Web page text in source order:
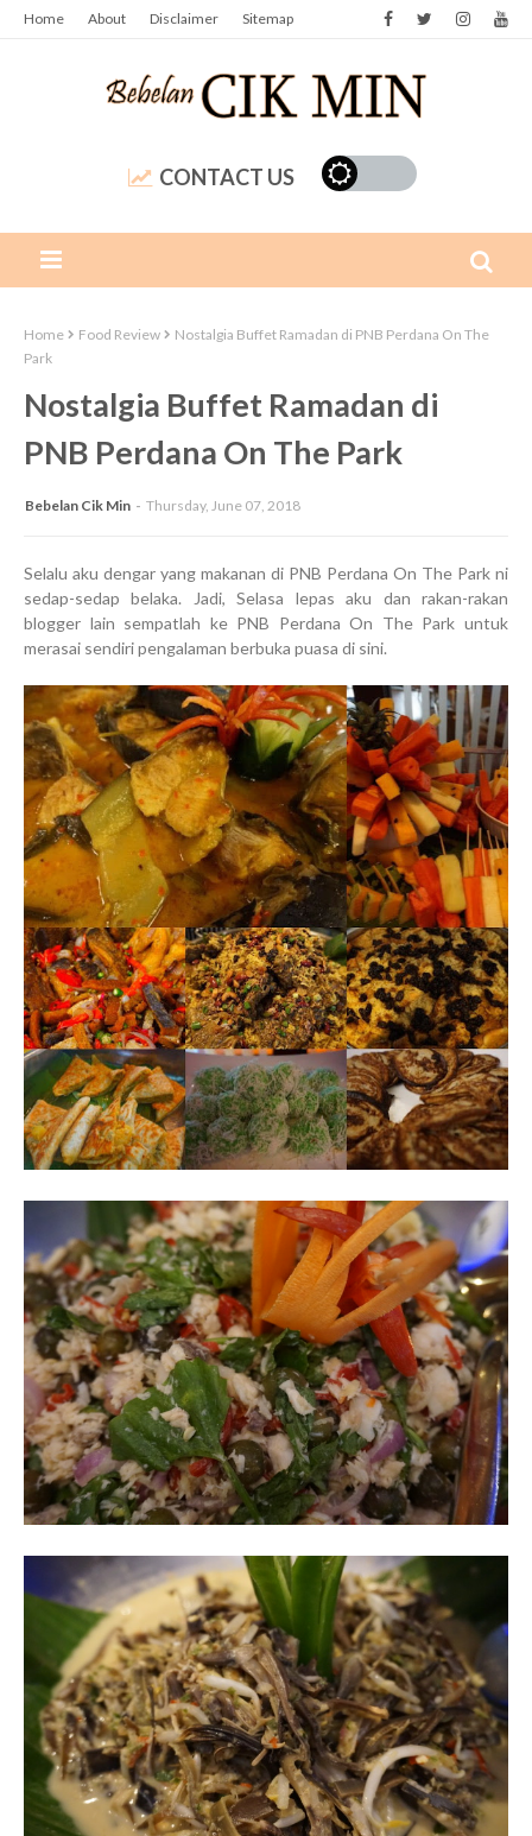
Home About Disclaimer Sitemap
CONTACT US
Home Food Review
Nostalgia Buffet Ramadan di PNB Perdana On The
Park
Nostalgia Buffet Ramadan di
PNB Perdana On The Park
Bebelan Cik Min Thursday, June 07, 2018
Selalu aku dengar yang makanan di PNB Perdana On The Park ni
sedap-sedap belaka. Jadi, Selasa lepas aku dan rakan-rakan
blogger lain sempatlah ke PNB Perdana On The Park untuk
merasai sendiri pengalaman berbuka puasa di sini.